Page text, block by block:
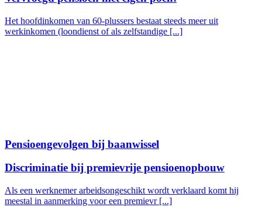
Het hoofdinkomen van 60-plussers bestaat steeds meer uit
werkinkomen (loondienst of als zelfstandige [...]
Pensioengevolgen bij baanwissel
Discriminatie bij premievrije pensioenopbouw
Als een werknemer arbeidsongeschikt wordt verklaard komt hij
meestal in aanmerking voor een premievr [...]